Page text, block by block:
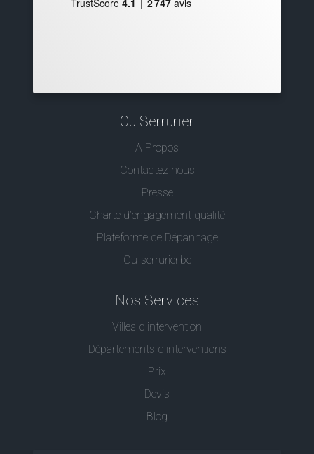
Ou Serrurier
A Propos
Contactez nous
Presse
Charte d’engagement qualité
Plateforme de Dépannage
Ou-serrurier.be
Nos Services
Villes d'intervention
Départements d'interventions
Prix
Devis
Blog